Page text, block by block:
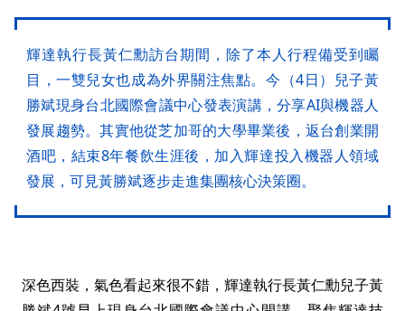
輝達執行長黃仁勳訪台期間，除了本人行程備受到矚
目，一雙兒女也成為外界關注焦點。今（4日）兒子黃
勝斌現身台北國際會議中心發表演講，分享AI與機器人
發展趨勢。其實他從芝加哥的大學畢業後，返台創業開
酒吧，結束8年餐飲生涯後，加入輝達投入機器人領域
發展，可見黃勝斌逐步走進集團核心決策圈。
深色西裝，氣色看起來很不錯，輝達執行長黃仁勳兒子黃